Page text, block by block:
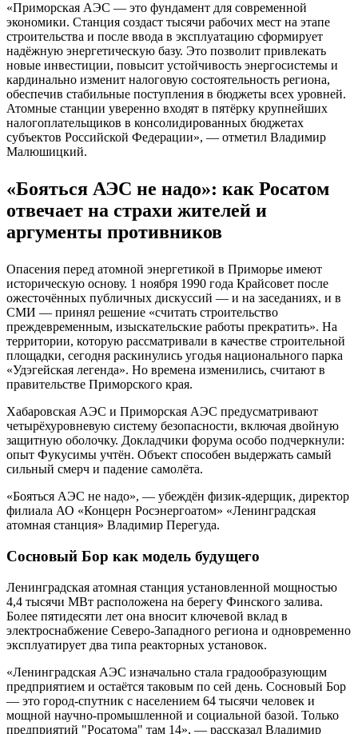
«Приморская АЭС — это фундамент для современной
экономики. Станция создаст тысячи рабочих мест на этапе
строительства и после ввода в эксплуатацию сформирует
надёжную энергетическую базу. Это позволит привлекать
новые инвестиции, повысит устойчивость энергосистемы и
кардинально изменит налоговую состоятельность региона,
обеспечив стабильные поступления в бюджеты всех уровней.
Атомные станции уверенно входят в пятёрку крупнейших
налогоплательщиков в консолидированных бюджетах
субъектов Российской Федерации», — отметил Владимир
Малюшицкий.
«Бояться АЭС не надо»: как Росатом
отвечает на страхи жителей и
аргументы противников
Опасения перед атомной энергетикой в Приморье имеют
историческую основу. 1 ноября 1990 года Крайсовет после
ожесточённых публичных дискуссий — и на заседаниях, и в
СМИ — принял решение «считать строительство
преждевременным, изыскательские работы прекратить». На
территории, которую рассматривали в качестве строительной
площадки, сегодня раскинулись угодья национального парка
«Удэгейская легенда». Но времена изменились, считают в
правительстве Приморского края.
Хабаровская АЭС и Приморская АЭС предусматривают
четырёхуровневую систему безопасности, включая двойную
защитную оболочку. Докладчики форума особо подчеркнули:
опыт Фукусимы учтён. Объект способен выдержать самый
сильный смерч и падение самолёта.
«Бояться АЭС не надо», — убеждён физик-ядерщик, директор
филиала АО «Концерн Росэнергоатом» «Ленинградская
атомная станция» Владимир Перегуда.
Сосновый Бор как модель будущего
Ленинградская атомная станция установленной мощностью
4,4 тысячи МВт расположена на берегу Финского залива.
Более пятидесяти лет она вносит ключевой вклад в
электроснабжение Северо-Западного региона и одновременно
эксплуатирует два типа реакторных установок.
«Ленинградская АЭС изначально стала градообразующим
предприятием и остаётся таковым по сей день. Сосновый Бор
— это город-спутник с населением 64 тысячи человек и
мощной научно-промышленной и социальной базой. Только
предприятий "Росатома" там 14», — рассказал Владимир